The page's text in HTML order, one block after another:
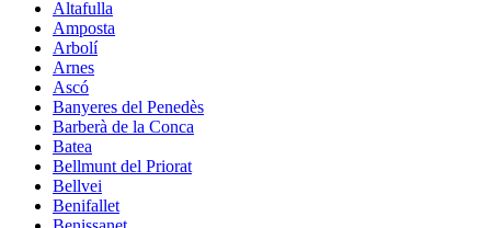
Altafulla
Amposta
Arbolí
Arnes
Ascó
Banyeres del Penedès
Barberà de la Conca
Batea
Bellmunt del Priorat
Bellvei
Benifallet